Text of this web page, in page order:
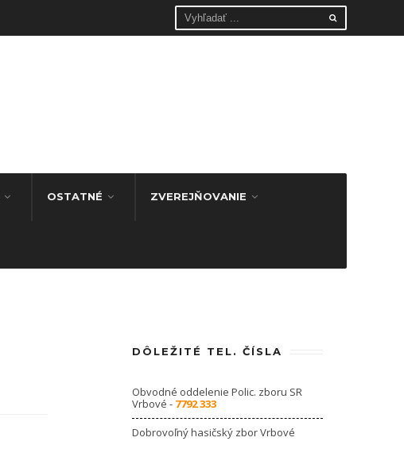
OSTATNÉ ZVEREJŇOVANIE
DÔLEŽITÉ TEL. ČÍSLA
Obvodné oddelenie Polic. zboru SR
Vrbové - 7792 333
Dobrovoľný hasičský zbor Vrbové